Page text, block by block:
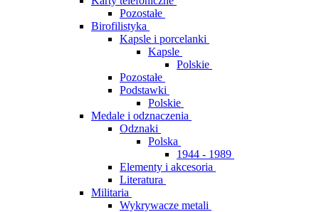
Pozostałe
Birofilistyka
Kapsle i porcelanki
Kapsle
Polskie
Pozostałe
Podstawki
Polskie
Medale i odznaczenia
Odznaki
Polska
1944 - 1989
Elementy i akcesoria
Literatura
Militaria
Wykrywacze metali